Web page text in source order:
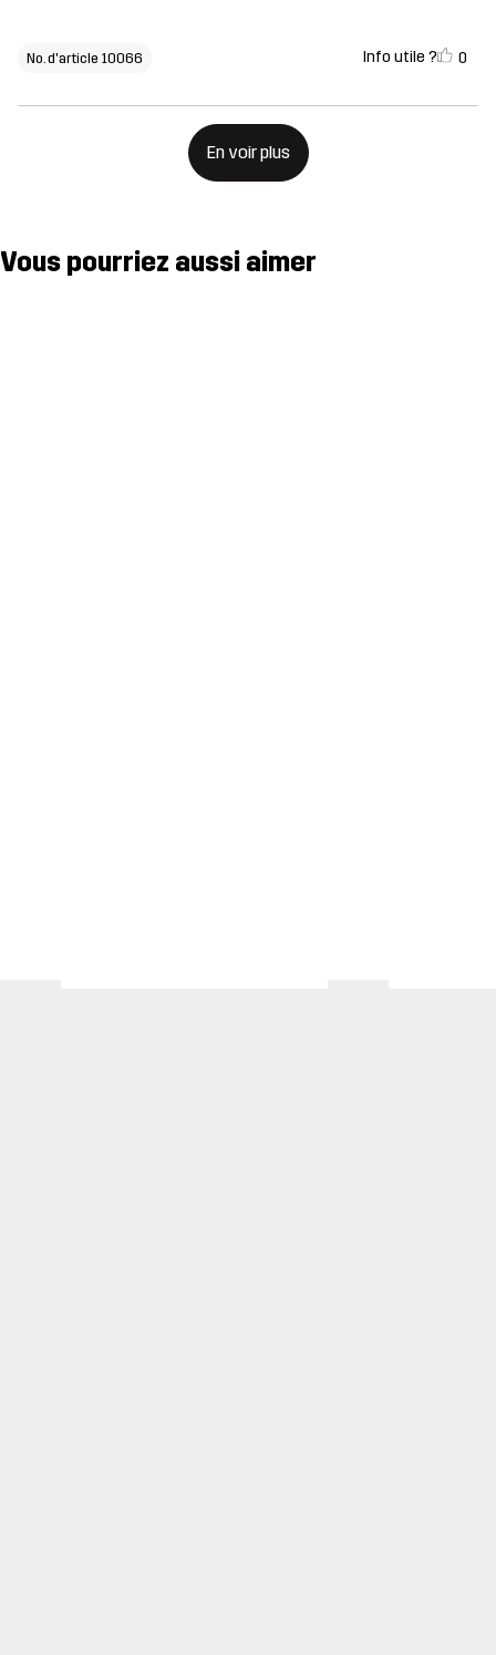
No. d'article 10066 Info utile ? 0
En voir plus
Vous pourriez aussi aimer